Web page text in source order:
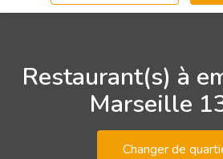
Restaurant(s) à
Marseille
Changer de